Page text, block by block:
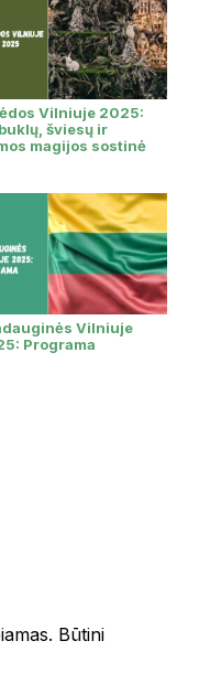
Vilniuje 2025:
šviesų ir
magijos sostinė
Vilniuje
Programa
Būtini